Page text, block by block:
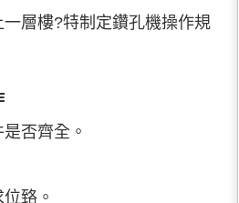
層樓?特制定鑽孔機操作規
否齊全。
臵。